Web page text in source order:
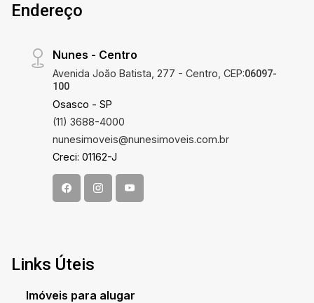
Endereço
Nunes - Centro
Avenida João Batista, 277 - Centro, CEP:06097-
100
Osasco - SP
(11) 3688-4000
nunesimoveis@nunesimoveis.com.br
Creci: 01162-J
Links Úteis
Imóveis para alugar